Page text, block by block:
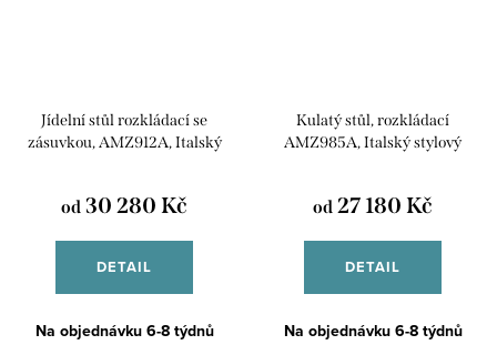
Jídelní stůl rozkládací se
zásuvkou, AMZ912A, Italský
od 30 280 Kč
DETAIL
Na objednávku 6-8 týdnů
Kulatý stůl, rozkládací
AMZ985A, Italský stylový
od 27 180 Kč
DETAIL
Na objednávku 6-8 týdnů